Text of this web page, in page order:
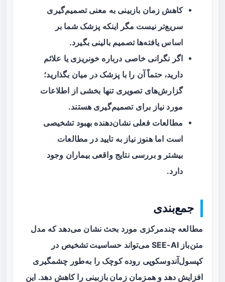
کاهش زمان بازبینی به معنی تصمیم‌گیری
سریع‌تر نیست مگر اینکه پزشک شما بر
اساس یافته‌ها تصمیم بالینی بگیرد.
اگر نگرانی خاصی درباره خونریزی یا علائم
دارید، حتماً آن را با پزشک در میان بگذارید؛
گزارش‌های تصویری تنها بخشی از اطلاعات
مورد نیاز برای تصمیم‌گیری هستند.
مطالعات فعلی نشان‌دهنده بهبود تشخیصی
است اما هنوز نیاز به تایید در مطالعات
بیشتر و بررسی نتایج واقعی بیماران وجود
دارد.
جمع‌بندی
مطالعه چندمرکزی مورد بحث نشان می‌دهد که مدل
متن‌باز SEE-AI می‌تواند
حساسیت تشخیص در
کپسول‌آندوسکوپی روده کوچک را به‌طور چشمگیری
افزایش دهد و همزمانزمان بازبینی را کاهش دهد. این